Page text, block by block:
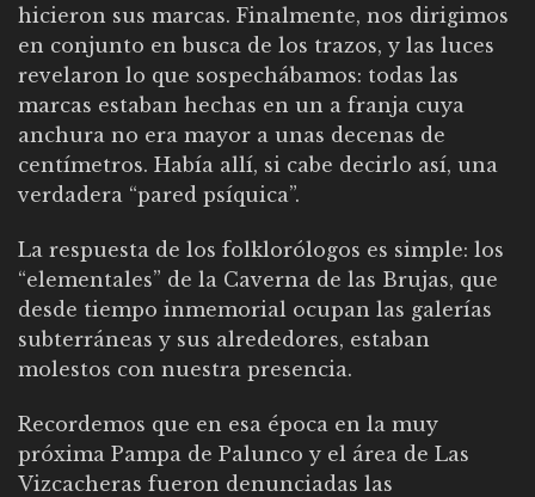
hicieron sus marcas. Finalmente, nos dirigimos
en conjunto en busca de los trazos, y las luces
revelaron lo que sospechábamos: todas las
marcas estaban hechas en un a franja cuya
anchura no era mayor a unas decenas de
centímetros. Había allí, si cabe decirlo así, una
verdadera “pared psíquica”.
La respuesta de los folklorólogos es simple: los
“elementales” de la Caverna de las Brujas, que
desde tiempo inmemorial ocupan las galerías
subterráneas y sus alrededores, estaban
molestos con nuestra presencia.
Recordemos que en esa época en la muy
próxima Pampa de Palunco y el área de Las
Vizcacheras fueron denunciadas las